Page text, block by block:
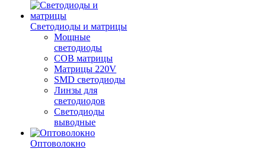
Светодиоды и матрицы
Мощные
светодиоды
COB матрицы
Матрицы 220V
SMD светодиоды
Линзы для
светодиодов
Светодиоды
выводные
Оптоволокно